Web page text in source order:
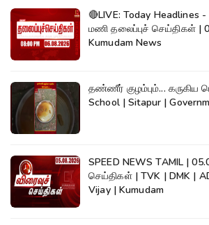
🔴LIVE: Today Headlines
மணி தலைப்புச் செய்திகள் |
Kumudam News
தண்ணீர் குழம்பும்... கருகிய
School | Sitapur |
SPEED NEWS TAMIL |
செய்திகள் | TVK | DMK |
Vijay | Kumudam